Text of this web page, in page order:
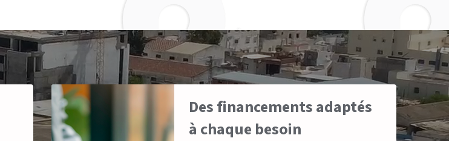
Des financements adaptés
à chaque besoin